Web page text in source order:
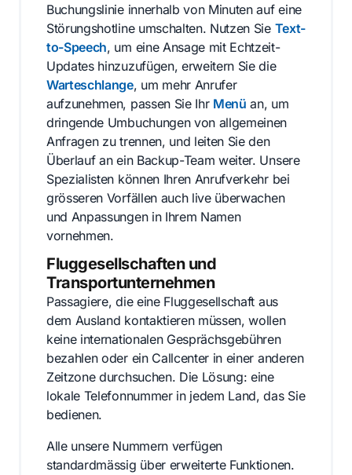
Buchungslinie innerhalb von Minuten auf eine
Störungshotline umschalten. Nutzen Sie Text-
to-Speech, um eine Ansage mit Echtzeit-
Updates hinzuzufügen, erweitern Sie die
Warteschlange, um mehr Anrufer
aufzunehmen, passen Sie Ihr Menü an, um
dringende Umbuchungen von allgemeinen
Anfragen zu trennen, und leiten Sie den
Überlauf an ein Backup-Team weiter. Unsere
Spezialisten können Ihren Anrufverkehr bei
grösseren Vorfällen auch live überwachen
und Anpassungen in Ihrem Namen
vornehmen.
Fluggesellschaften und
Transportunternehmen
Passagiere, die eine Fluggesellschaft aus
dem Ausland kontaktieren müssen, wollen
keine internationalen Gesprächsgebühren
bezahlen oder ein Callcenter in einer anderen
Zeitzone durchsuchen. Die Lösung: eine
lokale Telefonnummer in jedem Land, das Sie
bedienen.
Alle unsere Nummern verfügen
standardmässig über erweiterte Funktionen.